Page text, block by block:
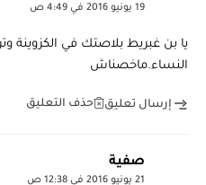
19 يونيو 2016 في 4:49 ص
يا بن غبريط بلاصتك في الكزوينة
النساء.ماخصناش
إرسال تعليق حذف التعليق
صفية
21 يونيو 2016 في 12:38 ص